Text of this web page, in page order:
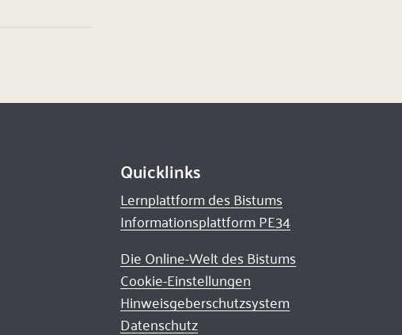
Quicklinks
Lernplattform des Bistums
Informationsplattform PE34
Die Online-Welt des Bistums
Cookie-Einstellungen
Hinweisgeberschutzsystem
Datenschutz